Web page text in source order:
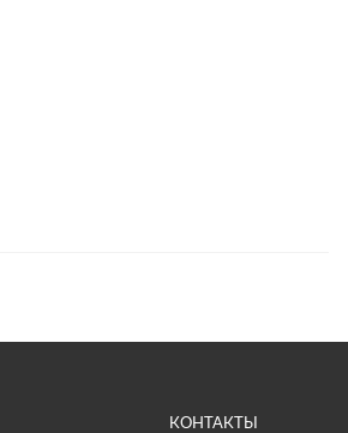
КОНТАКТЫ